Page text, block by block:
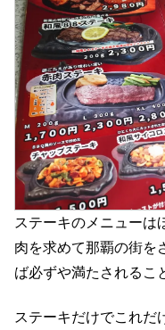
ステーキのメニューは
肉を求めて那覇の街を
ば必ずや満たされるこ
ステーキだけでこれだ